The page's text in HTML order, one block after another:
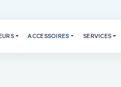
ACCESSOIRES SERVICES